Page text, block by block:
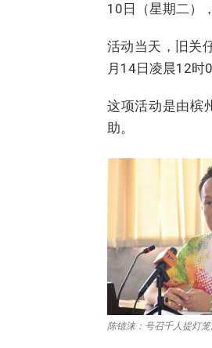
10日（星期二）
活动当天，旧关
月14日凌晨12时
这项活动是由槟
助。
陈镱涞：号召千人提灯笼